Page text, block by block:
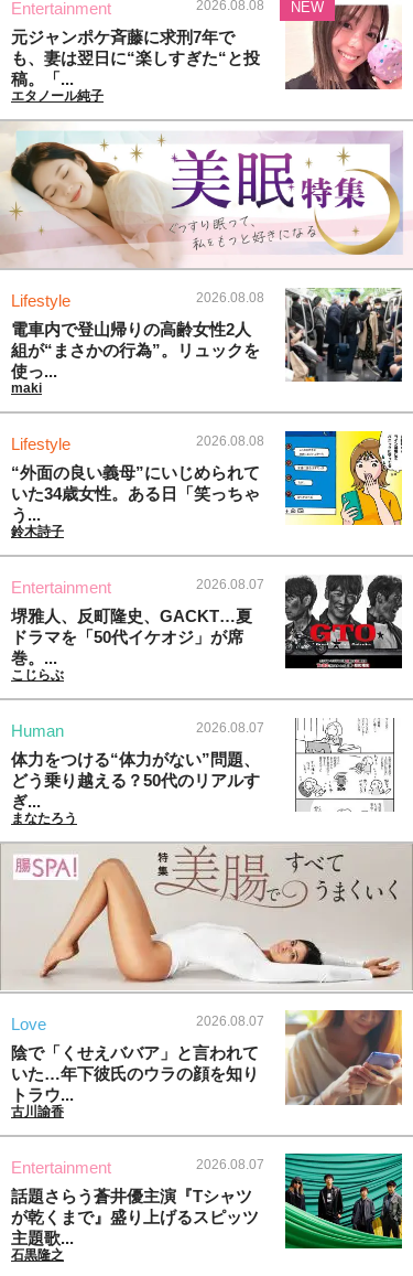
Entertainment 2026.08.08
元ジャンポケ斉藤に求刑7年で
も、妻は翌日に“楽しすぎた“と投
稿。「...
エタノール純子
NEW
Lifestyle 2026.08.08
電車内で登山帰りの高齢女性2人
組が“まさかの行為”。リュックを
使っ...
maki
Lifestyle 2026.08.08
“外面の良い義母”にいじめられて
いた34歳女性。ある日「笑っちゃ
う...
鈴木詩子
Entertainment 2026.08.07
堺雅人、反町隆史、GACKT…夏
ドラマを「50代イケオジ」が席
巻。...
こじらぶ
Human 2026.08.07
体力をつける“体力がない”問題、
どう乗り越える？50代のリアルす
ぎ...
まなたろう
Love 2026.08.07
陰で「くせえババア」と言われて
いた…年下彼氏のウラの顔を知り
トラウ...
古川諭香
Entertainment 2026.08.07
話題さらう蒼井優主演『Tシャツ
が乾くまで』盛り上げるスピッツ
主題歌...
石黒隆之